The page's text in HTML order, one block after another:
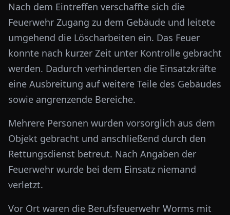
Nach dem Eintreffen verschaffte sich die
Feuerwehr Zugang zu dem Gebäude und leitete
umgehend die Löscharbeiten ein. Das Feuer
konnte nach kurzer Zeit unter Kontrolle gebracht
werden. Dadurch verhinderten die Einsatzkräfte
eine Ausbreitung auf weitere Teile des Gebäudes
sowie angrenzende Bereiche.
Mehrere Personen wurden vorsorglich aus dem
Objekt gebracht und anschließend durch den
Rettungsdienst betreut. Nach Angaben der
Feuerwehr wurde bei dem Einsatz niemand
verletzt.
Vor Ort waren die Berufsfeuerwehr Worms mit